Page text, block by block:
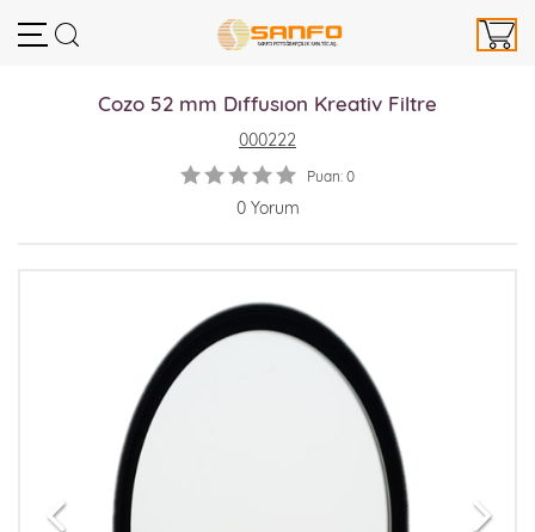
Cozo 52 mm Dıffusıon Kreativ Filtre
000222
Puan: 0
0 Yorum